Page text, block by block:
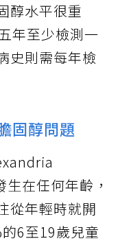
醇水平很重
年至少檢測一
史則需每年檢
固醇問題
在任何年齡，
從年輕時就開
6至19歲兒童